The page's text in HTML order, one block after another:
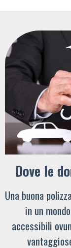
Dove le
Una buona
in un
accessibili